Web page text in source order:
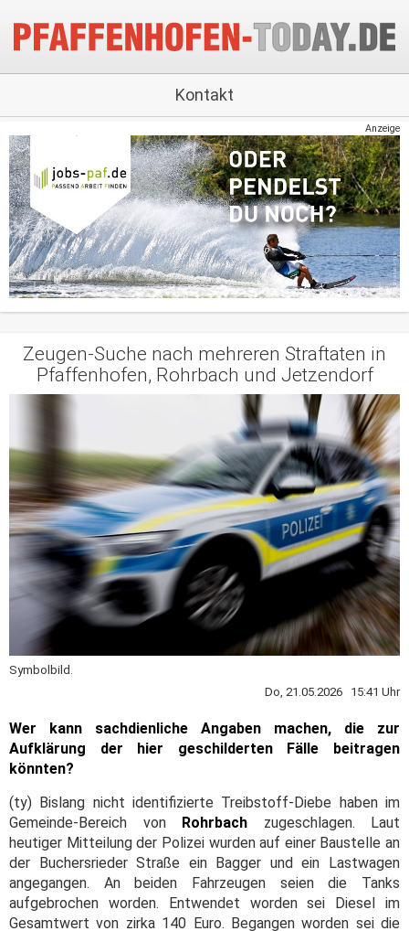
Kontakt
Anzeige
Zeugen-Suche nach mehreren Straftaten in
Pfaffenhofen, Rohrbach und Jetzendorf
Symbolbild.
Do, 21.05.2026 15:41 Uhr
Wer kann sachdienliche Angaben machen, die zur
Aufklärung der hier geschilderten Fälle beitragen
könnten?
(ty) Bislang nicht identifizierte Treibstoff-Diebe haben im
Gemeinde-Bereich von Rohrbach zugeschlagen. Laut
heutiger Mitteilung der Polizei wurden auf einer Baustelle an
der Buchersrieder Straße ein Bagger und ein Lastwagen
angegangen. An beiden Fahrzeugen seien die Tanks
aufgebrochen worden. Entwendet worden sei Diesel im
Gesamtwert von zirka 140 Euro. Begangen worden sei die